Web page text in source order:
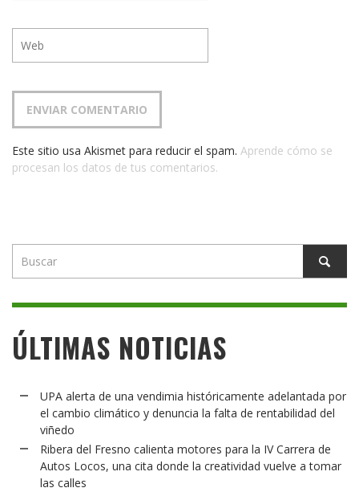
Este sitio usa Akismet para reducir el spam. Aprende cómo se
procesan los datos de tus comentarios.
ÚLTIMAS NOTICIAS
UPA alerta de una vendimia históricamente adelantada por
el cambio climático y denuncia la falta de rentabilidad del
viñedo
Ribera del Fresno calienta motores para la IV Carrera de
Autos Locos, una cita donde la creatividad vuelve a tomar
las calles